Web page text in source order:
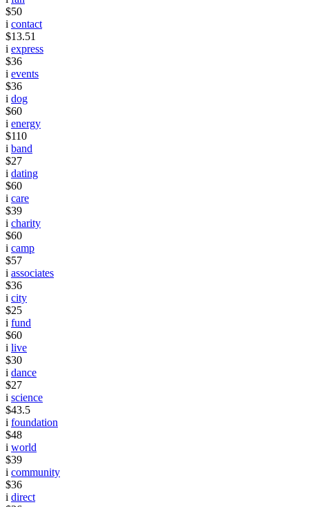
$50
i contact
$13.51
i express
$36
i events
$36
i dog
$60
i energy
$110
i band
$27
i dating
$60
i care
$39
i charity
$60
i camp
$57
i associates
$36
i city
$25
i fund
$60
i live
$30
i dance
$27
i science
$43.5
i foundation
$48
i world
$39
i community
$36
i direct